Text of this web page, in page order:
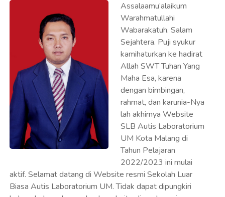
Assalaamu’alaikum
Warahmatullahi
Wabarakatuh. Salam
Sejahtera. Puji syukur
kamihaturkan ke hadirat
Allah SWT Tuhan Yang
Maha Esa, karena
dengan bimbingan,
rahmat, dan karunia-Nya
lah akhirnya Website
SLB Autis Laboratorium
UM Kota Malang di
Tahun Pelajaran
2022/2023 ini mulai
aktif. Selamat datang di Website resmi Sekolah Luar
Biasa Autis Laboratorium UM. Tidak dapat dipungkiri